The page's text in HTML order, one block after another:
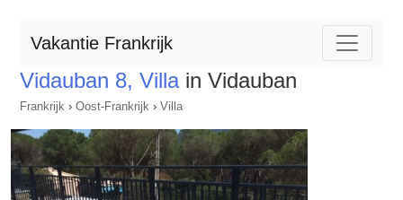
Vakantie Frankrijk
Vidauban 8, Villain Vidauban
Frankrijk › Oost-Frankrijk › Villa